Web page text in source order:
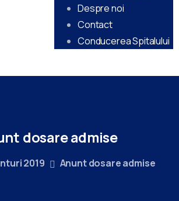
Despre noi
Contact
Conducerea Spitalului
dosareadmise
2019 Anunt dosare admise